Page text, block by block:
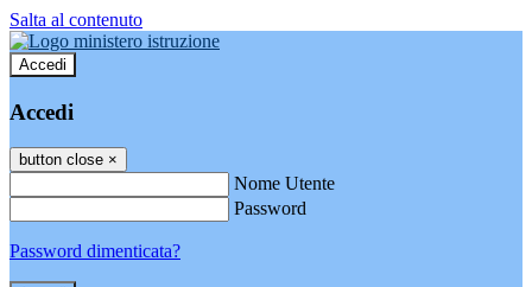
Salta al contenuto
Accedi
Accedi
button close ×
Nome Utente
Password
Password dimenticata?